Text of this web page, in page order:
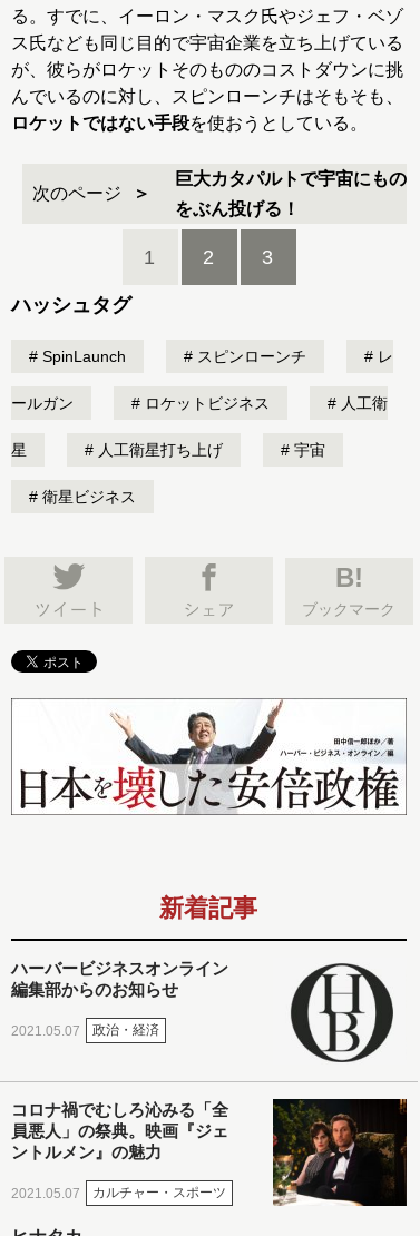
る。すでに、イーロン・マスク氏やジェフ・ベゾ
ス氏なども同じ目的で宇宙企業を立ち上げている
が、彼らがロケットそのもののコストダウンに挑
んでいるのに対し、スピンローンチはそもそも、
ロケットではない手段を使おうとしている。
次のページ
巨大カタパルトで宇宙にもの
をぶん投げる！
1 2 3
ハッシュタグ
SpinLaunch スピンローンチ レ
ールガン ロケットビジネス 人工衛
星 人工衛星打ち上げ 宇宙
衛星ビジネス
B!
ブックマーク
新着記事
ハーバービジネスオンライン
編集部からのお知らせ
2021.05.07 政治・経済
コロナ禍でむしろ沁みる「全
員悪人」の祭典。映画『ジェ
ントルメン』の魅力
2021.05.07 カルチャー・スポーツ